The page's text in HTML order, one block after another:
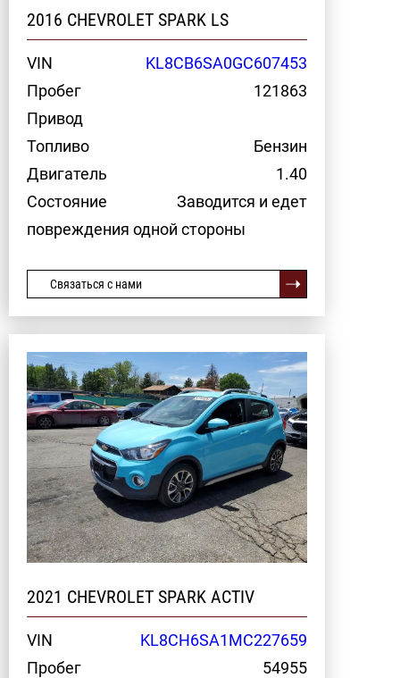
2016 CHEVROLET SPARK LS
VIN
KL8CB6SA0GC607453
Пробег
121863
Привод
Топливо
Бензин
Двигатель
1.40
Состояние
Заводится и едет
повреждения одной стороны
Связаться с нами
2021 CHEVROLET SPARK ACTIV
VIN
KL8CH6SA1MC227659
Пробег
54955